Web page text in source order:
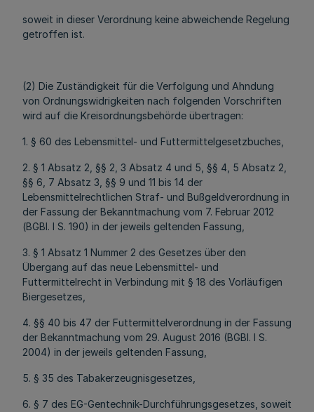
soweit in dieser Verordnung keine abweichende Regelung
getroffen ist.
(2) Die Zuständigkeit für die Verfolgung und Ahndung
von Ordnungswidrigkeiten nach folgenden Vorschriften
wird auf die Kreisordnungsbehörde übertragen:
1. § 60 des Lebensmittel- und Futtermittelgesetzbuches,
2. § 1 Absatz 2, §§ 2, 3 Absatz 4 und 5, §§ 4, 5 Absatz 2,
§§ 6, 7 Absatz 3, §§ 9 und 11 bis 14 der
Lebensmittelrechtlichen Straf- und Bußgeldverordnung in
der Fassung der Bekanntmachung vom 7. Februar 2012
(BGBl. I S. 190) in der jeweils geltenden Fassung,
3. § 1 Absatz 1 Nummer 2 des Gesetzes über den
Übergang auf das neue Lebensmittel- und
Futtermittelrecht in Verbindung mit § 18 des Vorläufigen
Biergesetzes,
4. §§ 40 bis 47 der Futtermittelverordnung in der Fassung
der Bekanntmachung vom 29. August 2016 (BGBl. I S.
2004) in der jeweils geltenden Fassung,
5. § 35 des Tabakerzeugnisgesetzes,
6. § 7 des EG-Gentechnik-Durchführungsgesetzes, soweit